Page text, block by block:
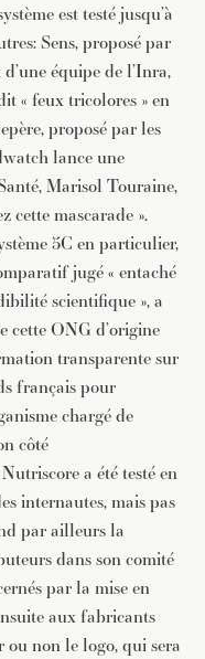
est testé jusqu’à
Sens, proposé par
équipe de l’Inra,
« feux tricolores » en
proposé par les
lance une
Marisol Touraine,
cette mascarade ».
5C en particulier,
jugé « entaché
scientifique », a
cette ONG d’origine
transparente sur
français pour
chargé de
côté
a été testé en
internautes, mais pas
par ailleurs la
dans son comité
par la mise en
aux fabricants
ou non le logo, qui sera